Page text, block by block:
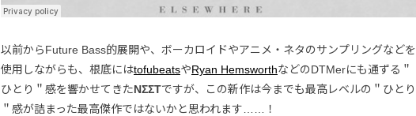
以前からFuture Bass的展開や、ボーカロイドやアニメ・ネタのサンプリングなどを
使用しながらも、根底にはtofubeatsやRyan HemsworthなどのDTMerにも通ずる＂
ひとり＂感を響かせてきたNΣΣTですが、この新作は今までも最高レベルの＂ひとり
＂感が詰まった最高傑作ではないかと思われます……！